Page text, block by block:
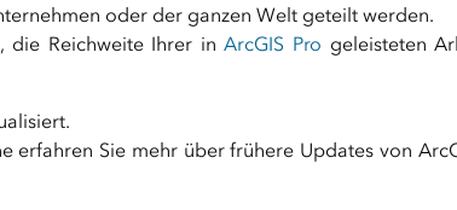
oder der ganzen Welt geteilt werden.
die Reichweite Ihrer inArcGIS Pro geleisteten
erfahren Sie mehr über frühere Updates von